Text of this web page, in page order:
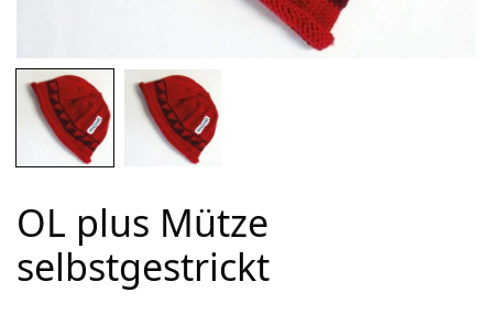
OL plus Mütze
selbstgestrickt
Über uns
Team
Kontakt
Aktion